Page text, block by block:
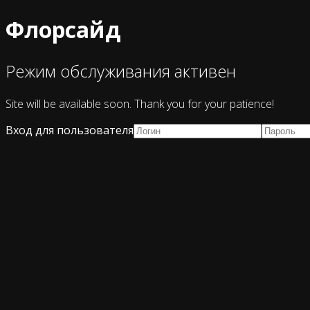
Флорсайд
Режим обслуживания активен
Site will be available soon. Thank you for your patience!
Вход для пользователя